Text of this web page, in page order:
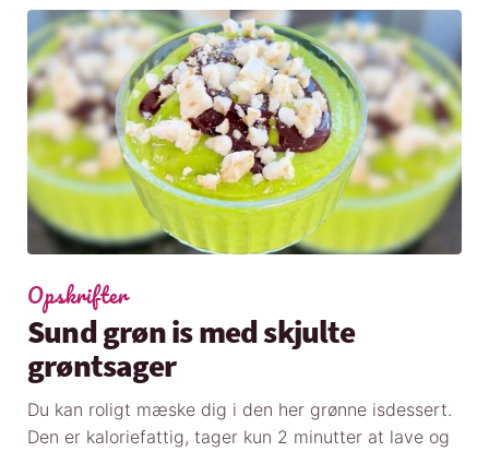
Opskrifter
Sund grøn is med skjulte
grøntsager
Du kan roligt mæske dig i den her grønne isdessert.
Den er kaloriefattig, tager kun 2 minutter at lave og